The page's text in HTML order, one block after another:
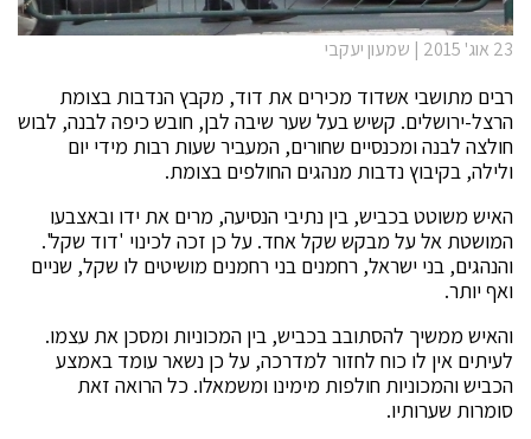
23 אוג' 2015 | שמעון יעקבי
רבים מתושבי אשדוד מכירים את דוד, מקבץ הנדבות בצומת
הרצל-ירושלים. קשיש בעל שער שיבה לבן, חובש כיפה לבנה, לבוש
חולצה לבנה ומכנסיים שחורים, המעביר שעות רבות מידי יום
ולילה, בקיבוץ נדבות מנהגים החולפים בצומת.
האיש משוטט בכביש, בין נתיבי הנסיעה, מרים את ידו ובאצבעו
המושטת אל על מבקש שקל אחד. על כן זכה לכינוי 'דוד שקל'.
והנהגים, בני ישראל, רחמנים בני רחמנים מושיטים לו שקל, שניים
ואף יותר.
והאיש ממשיך להסתובב בכביש, בין המכוניות ומסכן את עצמו.
לעיתים אין לו כוח לחזור למדרכה, על כן נשאר עומד באמצע
הכביש והמכוניות חולפות מימינו ומשמאלו. כל הרואה זאת
סומרות שערותיו.